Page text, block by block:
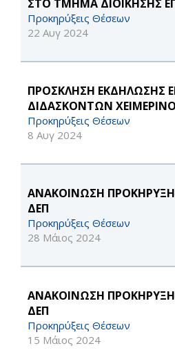
ΣΤΟ ΤΜΗΜΑ ΔΙΟΙΚΗΣΗΣ
Προκηρύξεις Θέσεων
22 Αυγ 2024
ΠΡΟΣΚΛΗΣΗ ΕΚΔΗΛΩΣΗΣ
ΔΙΔΑΣΚΟΝΤΩΝ ΧΕΙΜΕΡΙΝΟ
Προκηρύξεις Θέσεων
8 Αυγ 2024
ΑΝΑΚΟΙΝΩΣΗ
ΔΕΠ
Προκηρύξεις Θέσεων
28 Μάιος 2024
ΑΝΑΚΟΙΝΩΣΗ
ΔΕΠ
Προκηρύξεις Θέσεων
15 Μάιος 2024